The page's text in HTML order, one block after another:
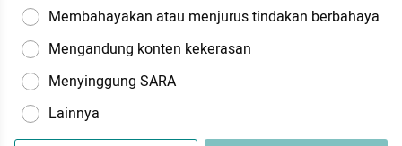
Membahayakan atau menjurus tindakan berbahaya
Mengandung konten kekerasan
Menyinggung SARA
Lainnya